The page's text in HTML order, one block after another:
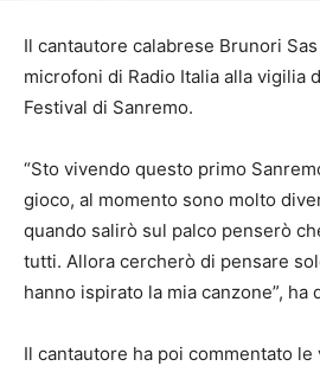
Il cantautore calabrese Brunori
microfoni di Radio Italia alla vigilia
Festival di Sanremo.
“Sto vivendo questo primo
gioco, al momento sono molto
quando salirò sul palco penserò
tutti. Allora cercherò di pensare
hanno ispirato la mia canzone”, ha
Il cantautore ha poi commentato